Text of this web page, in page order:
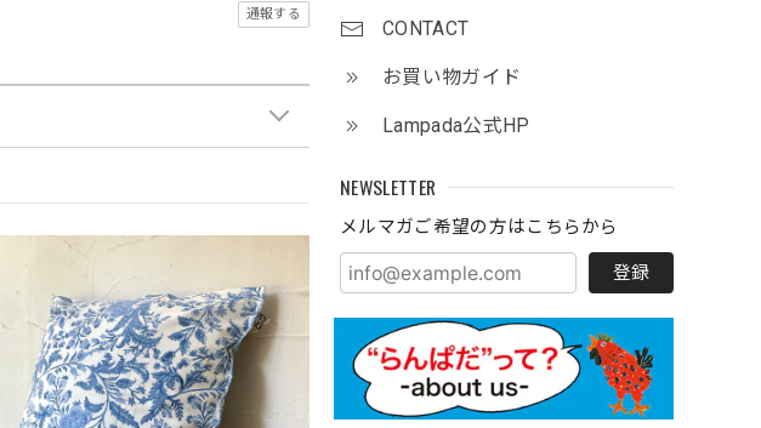
CONTACT
お買い物ガイド
Lampada公式HP
NEWSLETTER
メルマガご希望の方はこちらから
登録
通報する